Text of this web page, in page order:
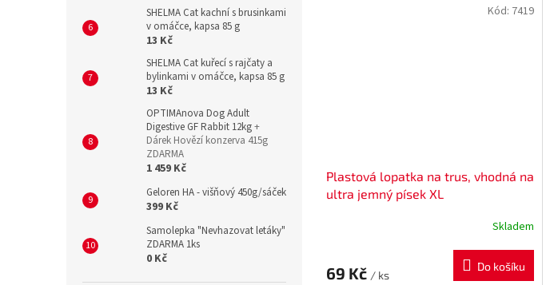
SHELMA Cat kachní s brusinkami
v omáčce, kapsa 85 g
13 Kč
SHELMA Cat kuřecí s rajčaty a
bylinkami v omáčce, kapsa 85 g
13 Kč
OPTIMAnova Dog Adult
Digestive GF Rabbit 12kg+
Dárek Hovězí konzerva 415g
ZDARMA
1 459 Kč
Geloren HA - višňový 450g/sáček
399 Kč
Samolepka "Nevhazovat letáky"
ZDARMA 1ks
0 Kč
Plastová lopatka na trus, vhodná na
ultra jemný písek XL
Skladem
69 Kč / ks
Do košíku
Kód: 7419